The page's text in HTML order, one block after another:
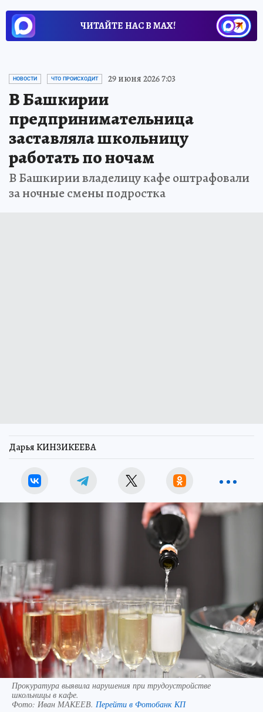
ЧИТАЙТЕ НАС В МАХ!
НОВОСТИ ЧТО ПРОИСХОДИТ 29 июня 2026 7:03
В Башкирии
предпринимательница
заставляла школьницу
работать по ночам
В Башкирии владелицу кафе оштрафовали
за ночные смены подростка
Дарья КИНЗИКЕЕВА
Прокуратура выявила нарушения при трудоустройстве
школьницы в кафе.
Фото: Иван МАКЕЕВ. Перейти в Фотобанк КП